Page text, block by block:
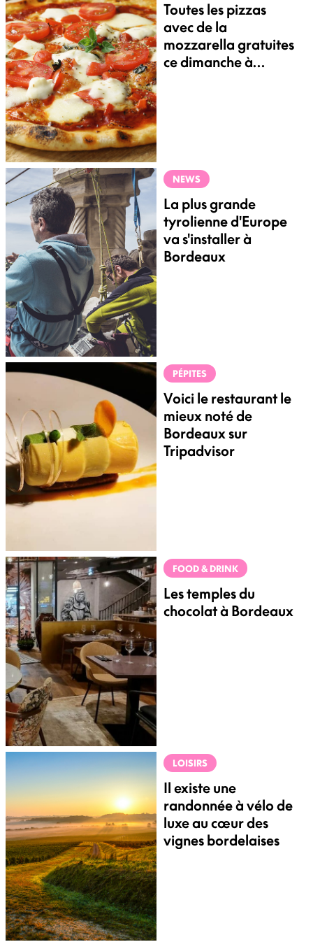
Toutes les pizzas
avec de la
mozzarella gratuites
ce dimanche à
NEWS
La plus grande
tyrolienne d'Europe
va s'installer à
Bordeaux
PÉPITES
Voici le restaurant le
mieux noté de
Bordeaux sur
Tripadvisor
FOOD & DRINK
Les temples du
chocolat à Bordeaux
LOISIRS
Il existe une
randonnée à vélo de
luxe au cœur des
vignes bordelaises